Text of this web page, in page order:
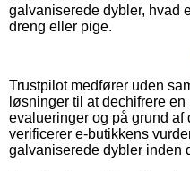
galvaniserede dybler, hvad
dreng eller pige.
Trustpilot medfører uden
løsninger til at dechifrere
evalueringer og på grund af
verificerer e-butikkens
galvaniserede dybler inden